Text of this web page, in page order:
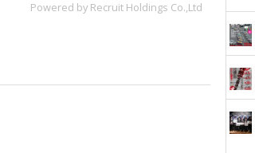
Powered by Recruit Holdings Co.,Ltd